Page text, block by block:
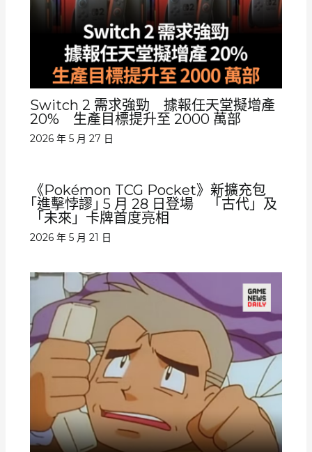
Switch 2 需求強勁 據報任天堂擬增產
20% 生產目標提升至 2000 萬部
2026 年 5 月 27 日
《Pokémon TCG Pocket》新擴充包
｢進擊悖謬｣ 5 月 28 日登場 「古代」及
「未來」卡牌首度亮相
2026 年 5 月 21 日